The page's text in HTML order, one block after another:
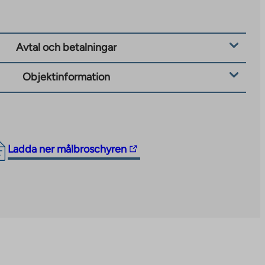
Avtal och betalningar
Objektinformation
Ladda ner målbroschyren
The
link